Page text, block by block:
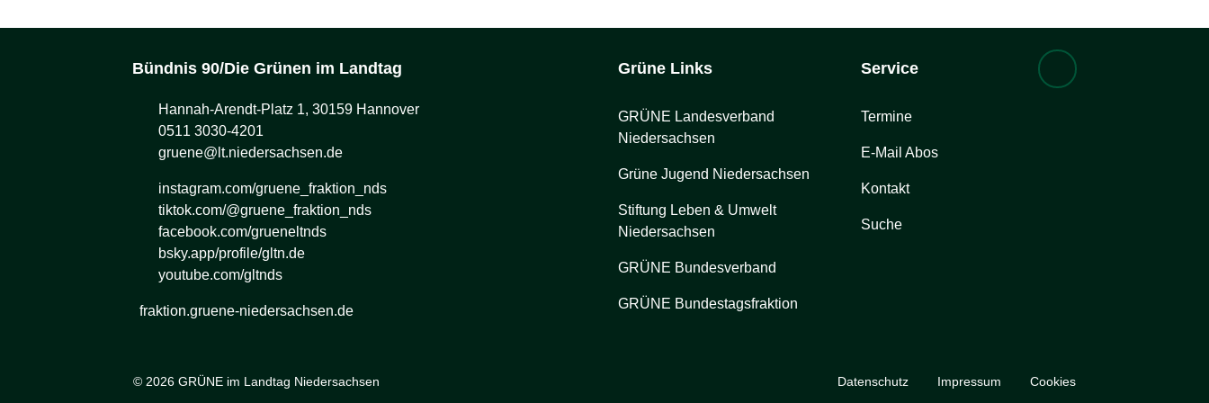
Bündnis 90/Die Grünen im Landtag
Hannah-Arendt-Platz 1, 30159 Hannover
0511 3030-4201
gruene@lt.niedersachsen.de
instagram.com/gruene_fraktion_nds
tiktok.com/@gruene_fraktion_nds
facebook.com/grueneltnds
bsky.app/profile/gltn.de
youtube.com/gltnds
fraktion.gruene-niedersachsen.de
Grüne Links
GRÜNE Landesverband
Niedersachsen
Grüne Jugend Niedersachsen
Stiftung Leben & Umwelt
Niedersachsen
GRÜNE Bundesverband
GRÜNE Bundestagsfraktion
Service
Termine
E-Mail Abos
Kontakt
Suche
Datenschutz Impressum Cookies
© 2026 GRÜNE im Landtag Niedersachsen